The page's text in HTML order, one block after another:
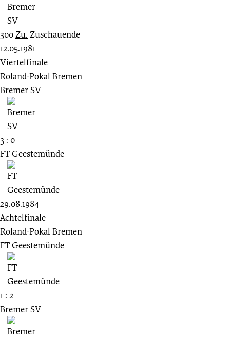
300 Zu. Zuschauende
12.05.1981
Viertelfinale
Roland-Pokal Bremen
Bremer SV
3 : 0
FT Geestemünde
29.08.1984
Achtelfinale
Roland-Pokal Bremen
FT Geestemünde
1 : 2
Bremer SV